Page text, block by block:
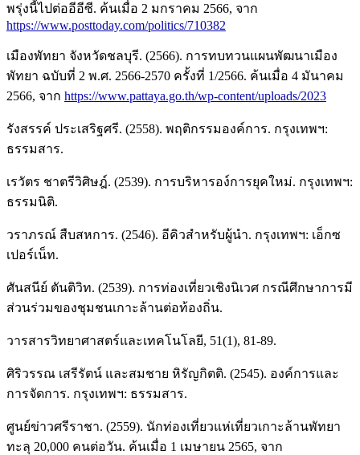
พรุ่งนี้ไปต่ออีอีซี. ค้นเมื่อ 2 มกราคม 2566, จาก
https://www.posttoday.com/politics/710382
เมืองพัทยา จังหวัดชลบุรี. (2566). การทบทวนแผนพัฒนาเมือง
พัทยา ฉบับที่ 2 พ.ศ. 2566-2570 ครั้งที่ 1/2566. ค้นเมื่อ 4 มันาคม
2566, จาก https://www.pattaya.go.th/wp-content/uploads/2023
รังสรรค์ ประเสริฐศรี. (2558). พฤติกรรมองค์การ. กรุงเทพฯ:
ธรรมสาร.
เรวัตร ชาตรีวิศิษฎ์. (2539). การบริหารอง์การยุคใหม่. กรุงเทพฯ:
ธรรมนิติ.
วราภรณ์ สืบสหการ. (2546). อีคิวสำหรับผู้นำ. กรุงเทพฯ: เอ็กซ
เปอร์เน็ท.
ศันสนีย์ ตันติวิท. (2539). การท่องเที่ยวเชิงนิเวศ กรณีศึกษาการมี
ส่วนร่วมของชุมชนเกาะล้านต่อท้องถิ่น.
วารสารวิทยาศาสตร์และเทคโนโลยี, 51(1), 81-89.
ศิริวรรณ เสรีรัตน์ และสมชาย หิรัญกิตติ. (2545). องค์การและ
การจัดการ. กรุงเทพฯ: ธรรมสาร.
ศูนย์ข่าวศรีราชา. (2559). นักท่องเที่ยวแห่เที่ยวเกาะล้านพัทยา
ทะลุ 20,000 คนต่อวัน. ค้นเมื่อ 1 เมษายน 2565, จาก